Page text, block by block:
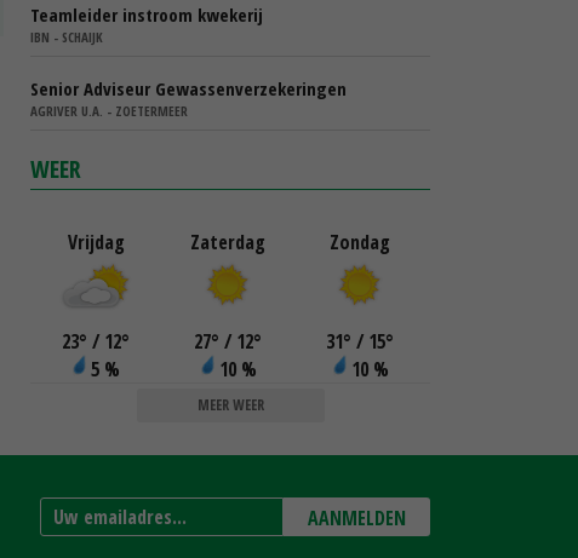
Teamleider instroom kwekerij
IBN - SCHAIJK
Senior Adviseur Gewassenverzekeringen
AGRIVER U.A. - ZOETERMEER
WEER
Vrijdag
23° / 12°
5 %
Zaterdag
27° / 12°
10 %
Zondag
31° / 15°
10 %
MEER WEER
AANMELDEN